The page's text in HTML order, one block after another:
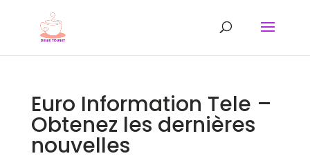
Euro Information Tele –
Obtenez les dernières
nouvelles